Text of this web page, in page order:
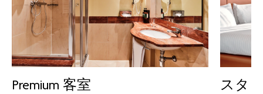
Premium 客室 スタ